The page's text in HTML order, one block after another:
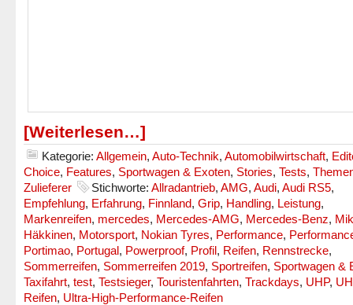
[Weiterlesen…]
Kategorie: Allgemein, Auto-Technik, Automobilwirtschaft,
Choice, Features, Sportwagen & Exoten, Stories, Tests,
Zulieferer
Stichworte: Allradantrieb, AMG, Audi, Audi RS5,
Empfehlung, Erfahrung, Finnland, Grip, Handling, Leistung,
Markenreifen, mercedes, Mercedes-AMG, Mercedes-Benz,
Häkkinen, Motorsport, Nokian Tyres, Performance,
Portimao, Portugal, Powerproof, Profil, Reifen, Rennstrecke,
Sommerreifen, Sommerreifen 2019, Sportreifen, Sportwagen &
Taxifahrt, test, Testsieger, Touristenfahrten, Trackdays, UHP,
Reifen, Ultra-High-Performance-Reifen